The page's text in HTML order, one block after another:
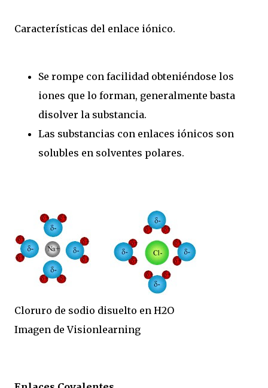
Características del enlace iónico.
Se rompe con facilidad obteniéndose los
iones que lo forman, generalmente basta
disolver la substancia.
Las substancias con enlaces iónicos son
solubles en solventes polares.
Cloruro de sodio disuelto en H2O
Imagen de Visionlearning